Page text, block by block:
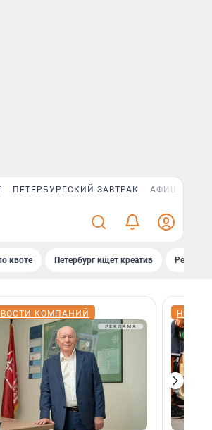
ПЕТЕРБУРГСКИЙ ЗАВТРАК АФИША PLUS
квоте Петербург ищет креатив
КОМПАНИЙ